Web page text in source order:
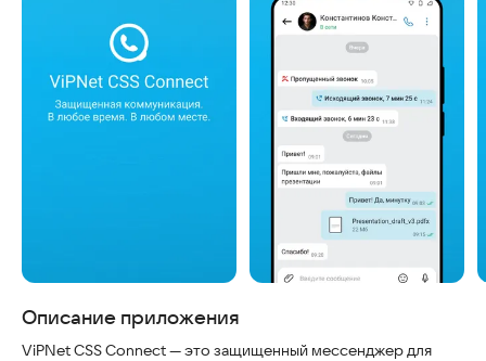
Описание приложения
ViPNet CSS Connect — это защищенный мессенджер для